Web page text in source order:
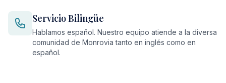
Servicio Bilingüe
Hablamos español. Nuestro equipo atiende a la diversa
comunidad de Monrovia tanto en inglés como en
español.